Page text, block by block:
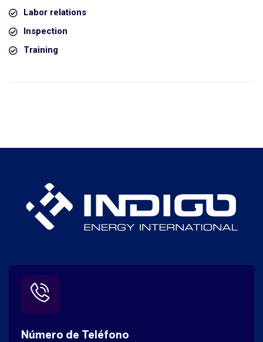
Labor relations
Inspection
Training
Número de Teléfono